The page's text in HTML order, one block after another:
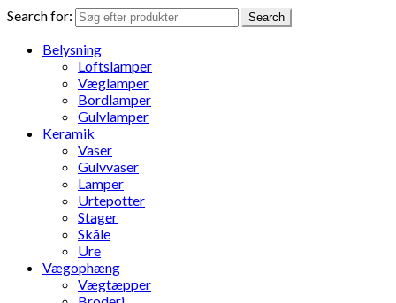
Search for: Search
Belysning
Loftslamper
Væglamper
Bordlamper
Gulvlamper
Keramik
Vaser
Gulvvaser
Lamper
Urtepotter
Stager
Skåle
Ure
Vægophæng
Vægtæpper